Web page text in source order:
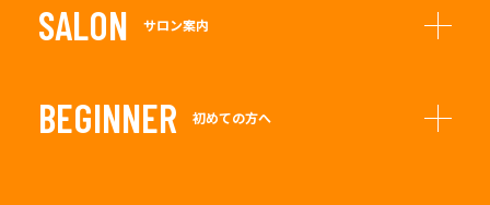
SALON サロン案内
BEGINNER 初めての方へ